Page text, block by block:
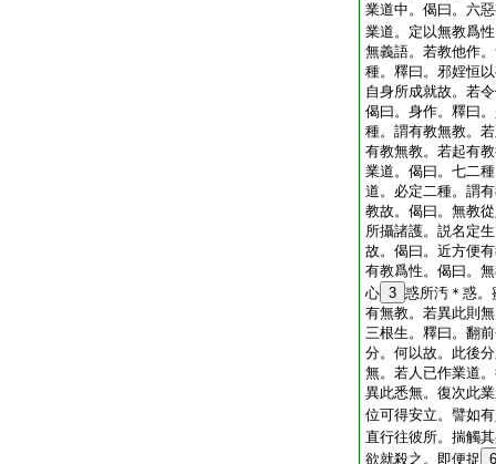
業道中。偈曰。六
業道。定以無教爲
無義語。若教他作
種。釋曰。邪婬恒
自身所成就故。若
偈曰。身作。釋曰
種。謂有教無教。
有教無教。若起有
業道。偈曰。七二
道。必定二種。謂
教故。偈曰。無教
所攝諸護。説名定
故。偈曰。近方便
有教爲性。偈曰。
心 3 惑所汚＊惑。
有無教。若異此則
三根生。釋曰。翻
分。何以故。此後
無。若人已作業道
異此悉無。復次此
位可得安立。譬如
直行往彼所。揣觸
欲就殺之。即便捉 6